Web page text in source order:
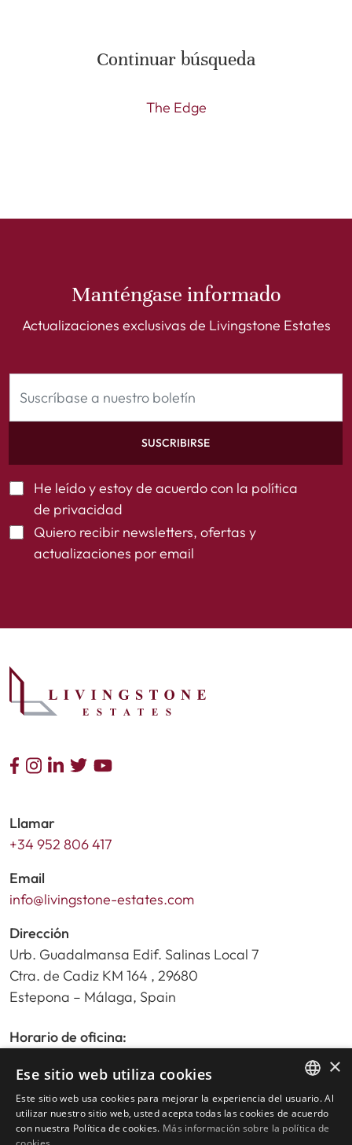
Continuar búsqueda
The Edge
Manténgase informado
Actualizaciones exclusivas de Livingstone Estates
SUSCRIBIRSE
He leído y estoy de acuerdo con la política
de privacidad
Quiero recibir newsletters, ofertas y
actualizaciones por email
Llamar
+34 952 806 417
Email
info@livingstone-estates.com
Dirección
Urb. Guadalmansa Edif. Salinas Local 7
Ctra. de Cadiz KM 164 , 29680
Estepona – Málaga, Spain
Horario de oficina:
Sábados y festivos de 10:00am a 14:00pm
Inicio
ENGLISH
SPANISH
×
Ese sitio web utiliza cookies
Este sitio web usa cookies para mejorar la experiencia del usuario. Al
utilizar nuestro sitio web, usted acepta todas las cookies de acuerdo
con nuestra Política de cookies. Más información sobre la política de